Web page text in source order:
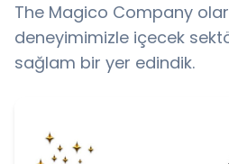
The Magico Company
deneyimimizle içecek
sağlam bir yer edindik.